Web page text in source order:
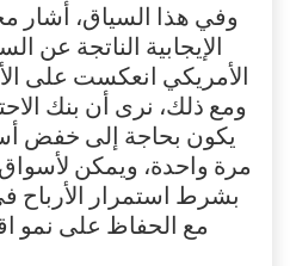
وفي هذا السياق، أشار
الإيجابية الناتجة عن
الأمريكي انعكست على
ومع ذلك، نرى أن بنك
يكون بحاجة إلى خفض
مرة واحدة، ويمكن
بشرط استمرار الأرباح
مع الحفاظ على نمو